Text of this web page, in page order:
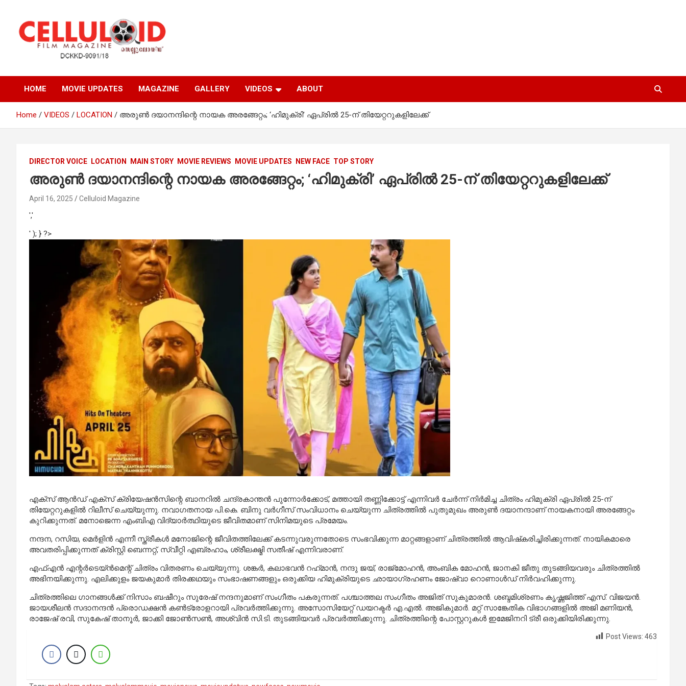
content
celluloid
HOME MOVIE UPDATES MAGAZINE GALLERY VIDEOS ABOUT
Home VIDEOS LOCATION അരുണ്‍ ദയാനന്ദിന്റെ നായക അരങ്ങേറ്റം; ‘ഹിമുക്രി’ ഏപ്രിൽ 25-ന് തിയേറ്ററുകളിലേക്ക്
DIRECTOR VOICE LOCATION MAIN STORY MOVIE REVIEWS MOVIE UPDATES NEW FACE TOP STORY
അരുണ്‍ ദയാനന്ദിന്റെ നായക അരങ്ങേറ്റം; ‘ഹിമുക്രി’ ഏപ്രിൽ 25-ന് തിയേറ്ററുകളിലേക്ക്
April 16, 2025 Celluloid Magazine
','
' ); } ?>
എക്‌സ് ആന്‍ഡ് എക്‌സ് ക്രിയേഷന്‍സിന്റെ ബാനറില്‍ ചന്ദ്രകാന്തന്‍ പുന്നോര്‍ക്കോട്, മത്തായി തണ്ണിക്കോട്ട് എന്നിവര്‍ ചേര്‍ന്ന് നിര്‍മിച്ച ചിത്രം ഹിമുക്രി ഏപ്രില്‍ 25-ന്
തിയേറ്ററുകളില്‍ റിലീസ് ചെയ്യുന്നു. നവാഗതനായ പി.കെ. ബിനു വര്‍ഗീസ് സംവിധാനം ചെയ്യുന്ന ചിത്രത്തില്‍ പുതുമുഖം അരുണ്‍ ദയാനന്ദാണ് നായകനായി അരങ്ങേറ്റം
കുറിക്കുന്നത്. മനോജെന്ന എംബിഎ വിദ്യാര്‍ത്ഥിയുടെ ജീവിതമാണ് സിനിമയുടെ പ്രമേയം.
നന്ദന, റസിയ, മെര്‍ളിന്‍ എന്നീ സ്ത്രീകള്‍ മനോജിന്റെ ജീവിതത്തിലേക്ക് കടന്നുവരുന്നതോടെ സംഭവിക്കുന്ന മാറ്റങ്ങളാണ് ചിത്രത്തില്‍ ആവിഷ്‌കരിച്ചിരിക്കുന്നത്. നായികമാരെ
അവതരിപ്പിക്കുന്നത് ക്രിസ്റ്റി ബെന്നറ്റ്, സ്വീറ്റി എബ്രഹാം, ശ്രീലക്ഷ്മി സതീഷ് എന്നിവരാണ്.
എഫ്എന്‍ എന്റര്‍ടെയ്ന്‍മെന്റ് ചിത്രം വിതരണം ചെയ്യുന്നു. ശങ്കര്‍, കലാഭവന്‍ റഹ്‌മാന്‍, നന്ദു ജയ്, രാജ്മോഹന്‍, അംബിക മോഹന്‍, ജാനകി ജീതു തുടങ്ങിയവരും ചിത്രത്തില്‍
അഭിനയിക്കുന്നു. എലിക്കുളം ജയകുമാര്‍ തിരക്കഥയും സംഭാഷണങ്ങളും ഒരുക്കിയ ഹിമുക്രിയുടെ ഛായാഗ്രഹണം ജോഷ്വാ റൊണാള്‍ഡ് നിര്‍വഹിക്കുന്നു.
ചിത്രത്തിലെ ഗാനങ്ങള്‍ക്ക് നിസാം ബഷീറും സുരേഷ് നന്ദനുമാണ് സംഗീതം പകരുന്നത്. പശ്ചാത്തല സംഗീതം അജിത് സുകുമാരന്‍. ശബ്ദമിശ്രണം കൃഷ്ണജിത്ത് എസ്. വിജയന്‍.
ജായശീലന്‍ സദാനന്ദന്‍ പ്രൊഡക്ഷന്‍ കണ്‍ട്രോളറായി പ്രവര്‍ത്തിക്കുന്നു. അസോസിയേറ്റ് ഡയറക്ടര്‍ എ.എല്‍. അജികുമാര്‍. മറ്റ് സാങ്കേതിക വിഭാഗങ്ങളില്‍ അജി മണിയന്‍,
രാജേഷ് രവി, സുകേഷ് താനൂര്‍, ജാക്കി ജോണ്‍സണ്‍, അശ്വിന്‍ സി.ടി. തുടങ്ങിയവര്‍ പ്രവര്‍ത്തിക്കുന്നു. ചിത്രത്തിന്റെ പോസ്റ്ററുകള്‍ ഇമേജിനറി ട്രീ ഒരുക്കിയിരിക്കുന്നു.
Post Views: 463